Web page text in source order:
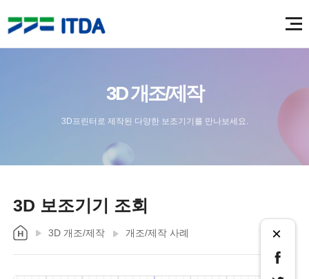
3D 개조/제작
3D프린터로 제작된 다양한 보조기기를 만나보세요.
3D 보조기기 조회
3D 개조/제작 개조/제작 사례 ×